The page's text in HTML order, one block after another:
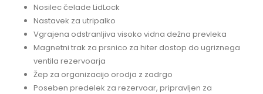
Nosilec čelade LidLock
Nastavek za utripalko
Vgrajena odstranljiva visoko vidna dežna prevleka
Magnetni trak za prsnico za hiter dostop do ugriznega
ventila rezervoarja
Žep za organizacijo orodja z zadrgo
Poseben predelek za rezervoar, pripravljen za